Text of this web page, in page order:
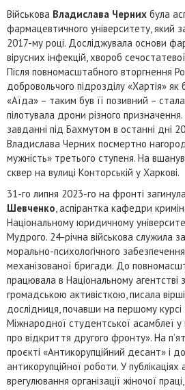
Військова Владислава Черних була
фармацевтичного університету, який
2017-му році. Досліджувала основи
вірусних інфекцій, хвороб
Після повномасштабного вторгнення
добровольчого підрозділу «Хартія»
«Аїда» – таким був її позивний –
пілотувала дрони різного
завданні під Бахмутом в останні дні
Владислава Черних посмертно
мужність» третього ступеня. На
сквер на вулиці Конторській у Харкові.
31-го липня 2023-го на фронті
Шевченко, аспірантка кафедри
Національному юридичному
Мудрого. 24-річна військова служила
морально-психологічного
механізованої бригади. До
працювала в Національному агентстві
громадською активісткою, писала
дослідниця, почавши на першому курсі
Міжнародної студентської асамблеї у
про відкриття другого фронту». На
проєкті «Антикорупційний десант» і
антикорупційної роботи. У
врегулювання організації жіночої